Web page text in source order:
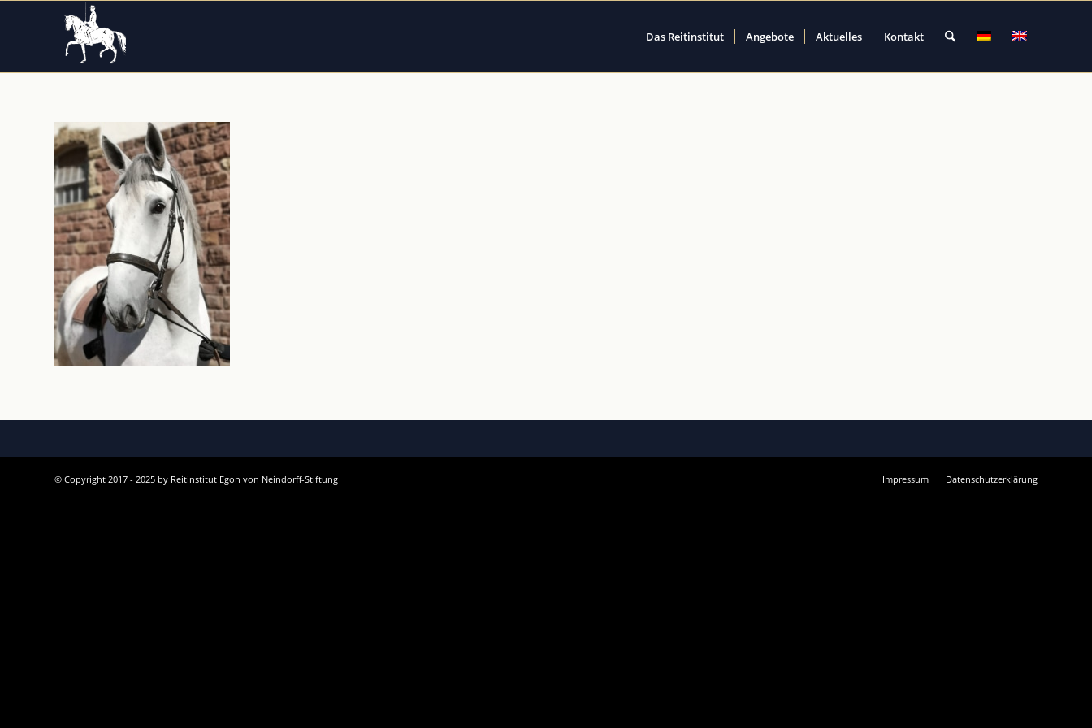
Das Reitinstitut Angebote Aktuelles Kontakt
© Copyright 2017 - 2025 by Reitinstitut Egon von Neindorff-Stiftung Impressum Datenschutzerklärung